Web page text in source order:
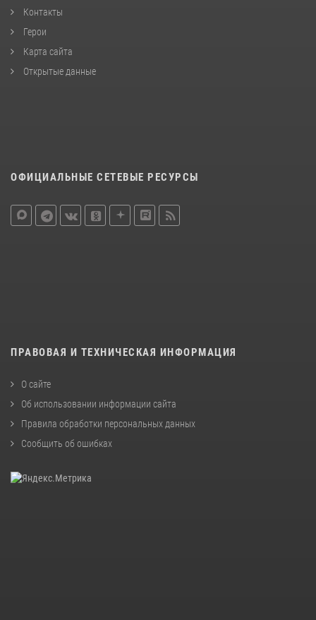
Контакты
Герои
Карта сайта
Открытые данные
ОФИЦИАЛЬНЫЕ СЕТЕВЫЕ РЕСУРСЫ
ПРАВОВАЯ И ТЕХНИЧЕСКАЯ ИНФОРМАЦИЯ
О сайте
Об использовании информации сайта
Правила обработки персональных данных
Сообщить об ошибках